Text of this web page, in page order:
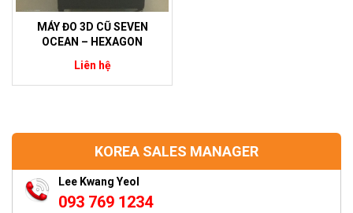
KOREA SALES MANAGER
Lee Kwang Yeol
093 769 1234
MÁY ĐO 3D CŨ SEVEN
OCEAN – HEXAGON
Liên hệ